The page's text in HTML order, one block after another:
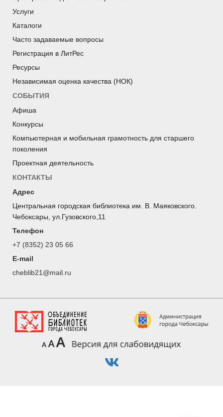
Услуги
Каталоги
Часто задаваемые вопросы
Регистрация в ЛитРес
Ресурсы
Независимая оценка качества (НОК)
СОБЫТИЯ
Афиша
Конкурсы
Компьютерная и мобильная грамотность для старшего
поколения
Проектная деятельность
КОНТАКТЫ
Адрес
Центральная городская библиотека им. В. Маяковского.
Чебоксары, ул.Гузовского,11
Телефон
+7 (8352) 23 05 66
E-mail
cheblib21@mail.ru